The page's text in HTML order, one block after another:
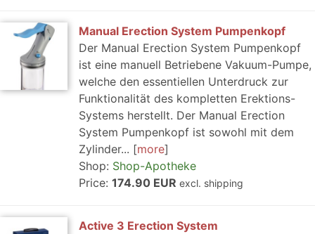
Manual Erection System Pumpenkopf
Der Manual Erection System Pumpenkopf
ist eine manuell Betriebene Vakuum-Pumpe,
welche den essentiellen Unterdruck zur
Funktionalität des kompletten Erektions-
Systems herstellt. Der Manual Erection
System Pumpenkopf ist sowohl mit dem
Zylinder...
more
Shop: Shop-Apotheke
Price: 174.90 EUR excl. shipping
Active 3 Erection System